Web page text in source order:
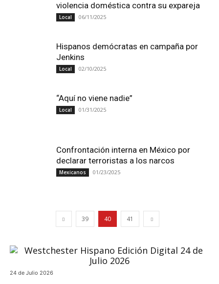
violencia doméstica contra su expareja
Local 06/11/2025
Hispanos demócratas en campaña por
Jenkins
Local 02/10/2025
“Aquí no viene nadie”
Local 01/31/2025
Confrontación interna en México por
declarar terroristas a los narcos
Mexicanos 01/23/2025
39 40 41
24 de Julio 2026